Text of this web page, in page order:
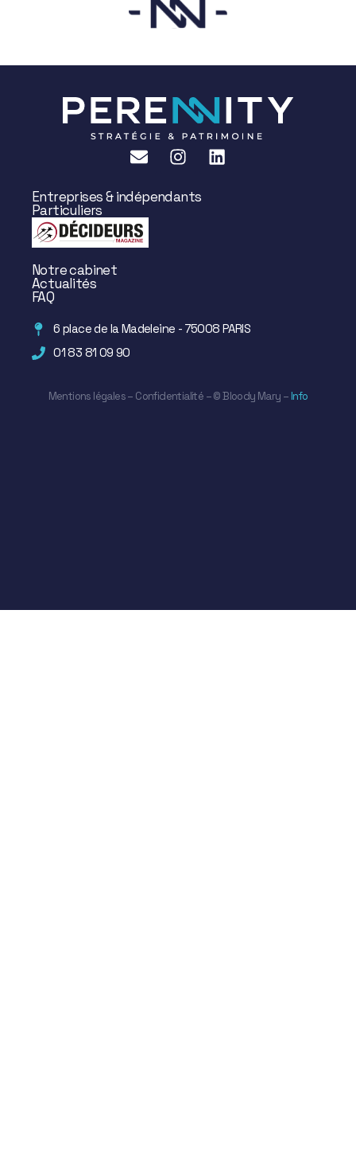
Entreprises & indépendants
Particuliers
Notre cabinet
Actualités
FAQ
6 place de la Madeleine - 75008 PARIS
01 83 81 09 90
Mentions légales– Confidentialité – ©Bloody Mary – Info